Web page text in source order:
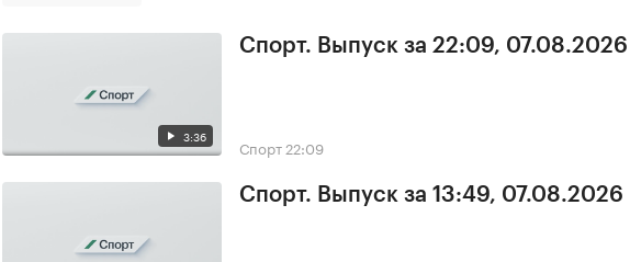
3:36
Спорт. Выпуск за 22:09, 07.08.2026
Спорт 22:09
Спорт. Выпуск за 13:49, 07.08.2026